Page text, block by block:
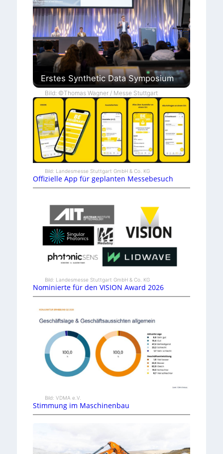
Erstes Synthetic Data Symposium
Bild: ©Thomas Wagner / Messe Stuttgart
Bild: Landesmesse Stuttgart GmbH & Co. KG
Offizielle App für geplanten Messebesuch
Bild: Landesmesse Stuttgart GmbH & Co. KG
Nominierte für den VISION Award 2026
Bild: VDMA e.V.
Stimmung im Maschinenbau